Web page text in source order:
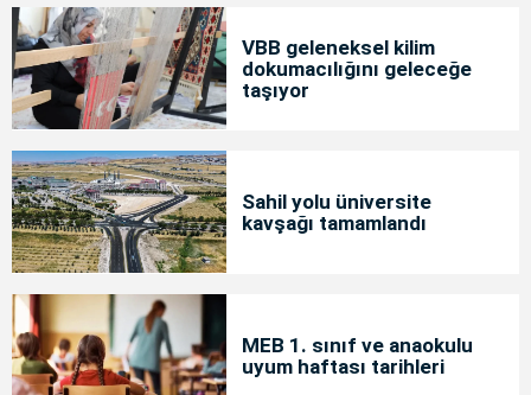
VBB geleneksel kilim
dokumacılığını geleceğe
taşıyor
Sahil yolu üniversite
kavşağı tamamlandı
MEB 1. sınıf ve anaokulu
uyum haftası tarihleri